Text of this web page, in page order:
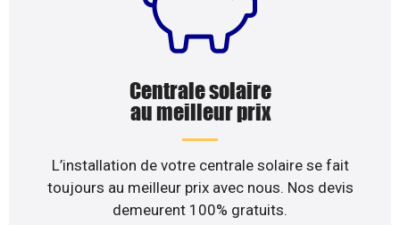
Centrale solaire
au meilleur prix
L’installation de votre centrale solaire se fait
toujours au meilleur prix avec nous. Nos devis
demeurent 100% gratuits.